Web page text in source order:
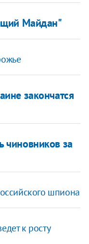
Майдан"
закончатся
чиновников за
шпиона
к росту